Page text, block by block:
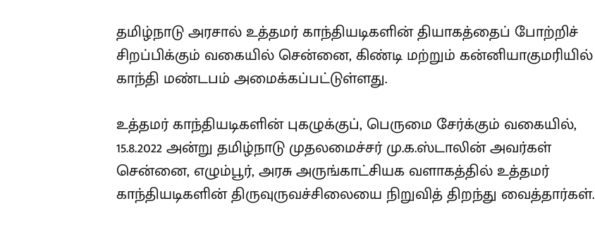
தமிழ்நாடு அரசால் உத்தமர் காந்தியடிகளின் தியாகத்தைப் போற்றிச்
சிறப்பிக்கும் வகையில் சென்னை, கிண்டி மற்றும் கன்னியாகுமரியில்
காந்தி மண்டபம் அமைக்கப்பட்டுள்ளது.
உத்தமர் காந்தியடிகளின் புகழுக்குப், பெருமை சேர்க்கும் வகையில்,
15.8.2022 அன்று தமிழ்நாடு முதலமைச்சர் மு.க.ஸ்டாலின் அவர்கள்
சென்னை, எழும்பூர், அரசு அருங்காட்சியக வளாகத்தில் உத்தமர்
காந்தியடிகளின் திருவுருவச்சிலையை நிறுவித் திறந்து வைத்தார்கள்.